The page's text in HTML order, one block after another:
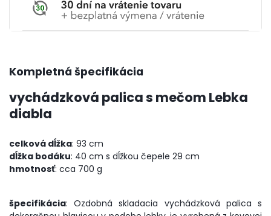
Kompletná špecifikácia
vychádzková palica s mečom Lebka
diabla
celková dĺžka: 93 cm
dĺžka bodáku: 40 cm s dĺžkou čepele 29 cm
hmotnosť: cca 700 g
špecifikácia: Ozdobná skladacia vychádzková palica s